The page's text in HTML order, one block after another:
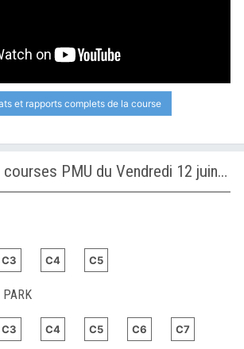
et rapports complets de la course
Les vidéos des courses PMU du Vendredi 12 juin 2026
C3 C4 C5
PARK
C3 C4 C5 C6 C7